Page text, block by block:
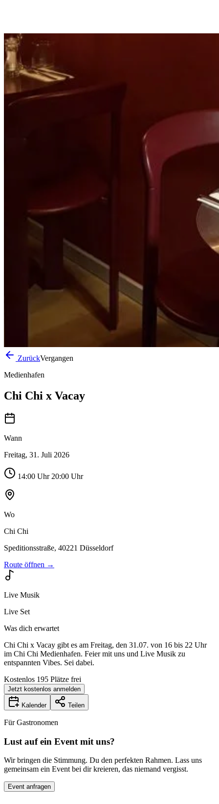
ZurückVergangen
Medienhafen
Chi Chi x Vacay
Wann
Freitag, 31. Juli 2026
14:00 Uhr20:00 Uhr
Wo
Chi Chi
Speditionsstraße, 40221 Düsseldorf
Route öffnen →
Live Musik
Live Set
Was dich erwartet
Chi Chi x Vacay gibt es am Freitag, den 31.07. von 16 bis 22 Uhr
im Chi Chi Medienhafen. Feier mit uns und Live Musik zu
entspannten Vibes. Sei dabei.
Kostenlos 195 Plätze frei
Jetzt kostenlos anmelden
Kalender Teilen
Für Gastronomen
Lust auf ein Event mit uns?
Wir bringen die Stimmung. Du den perfekten Rahmen. Lass uns
gemeinsam ein Event bei dir kreieren, das niemand vergisst.
Event anfragen